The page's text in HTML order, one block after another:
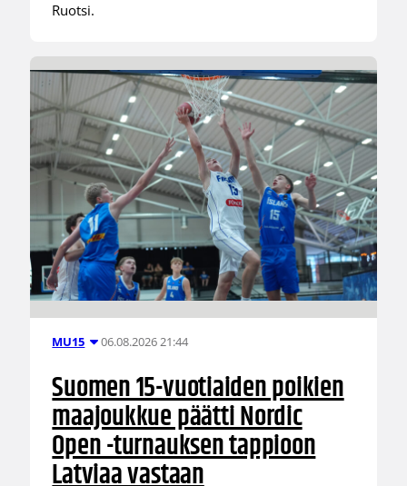
Ruotsi.
MU15 06.08.2026 21:44
Suomen 15-vuotiaiden poikien
maajoukkue päätti Nordic
Open -turnauksen tappioon
Latviaa vastaan